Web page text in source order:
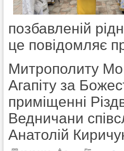
позбавленій
це повідомляє
Митрополиту
Агапіту за
приміщенні
Ведничани
Анатолій